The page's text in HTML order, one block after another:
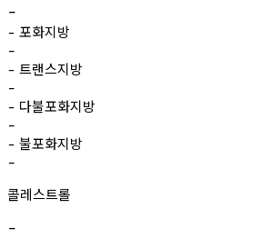
-
- 포화지방
-
- 트랜스지방
-
- 다불포화지방
-
- 불포화지방
-
콜레스트롤
-